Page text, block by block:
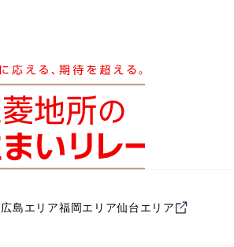
広島エリア福岡エリア仙台エリア